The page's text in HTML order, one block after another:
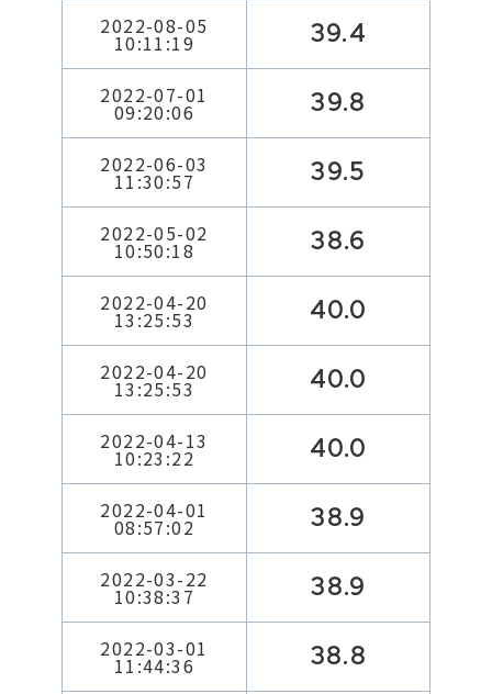
2022-08-05
10:11:19 39.4
2022-07-01
09:20:06 39.8
2022-06-03
11:30:57 39.5
2022-05-02
10:50:18 38.6
2022-04-20
13:25:53 40.0
2022-04-20
13:25:53 40.0
2022-04-13
10:23:22 40.0
2022-04-01
08:57:02 38.9
2022-03-22
10:38:37 38.9
2022-03-01
11:44:36 38.8